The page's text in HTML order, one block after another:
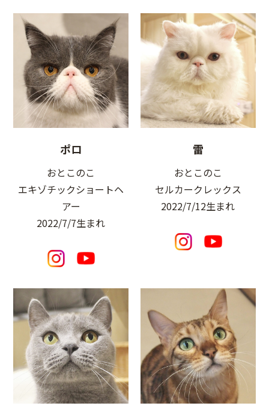
ポロ
おとこのこ
エキゾチックショートヘ
アー
2022/7/7生まれ
雷
おとこのこ
セルカークレックス
2022/7/12生まれ